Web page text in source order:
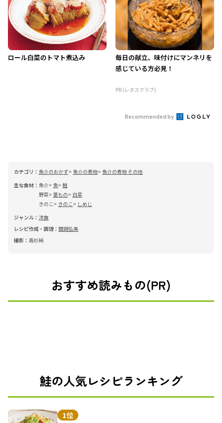
ロール白菜のトマト煮込み
毎日の献立、味付けにマンネリを
感じている方必見！
PR (レタスクラブ)
Recommended by
カテゴリ： 魚介のおかず 魚介の煮物
魚介の煮物 その他
主な食材： 魚介 魚 鮭
野菜 葉もの
白菜
きのこ
きのこ
しめじ
ジャンル： 洋食
レシピ作成・調理： 関岡弘美
撮影： 高杉純
おすすめ読みもの(PR)
鮭の人気レシピランキング
1位